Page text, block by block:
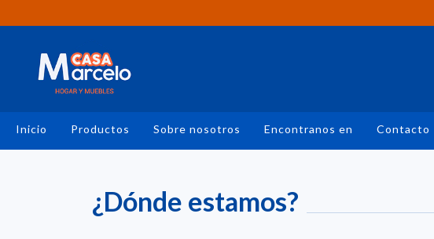
Inicio Productos Sobre nosotros Encontranos en Contacto
¿Dónde estamos?